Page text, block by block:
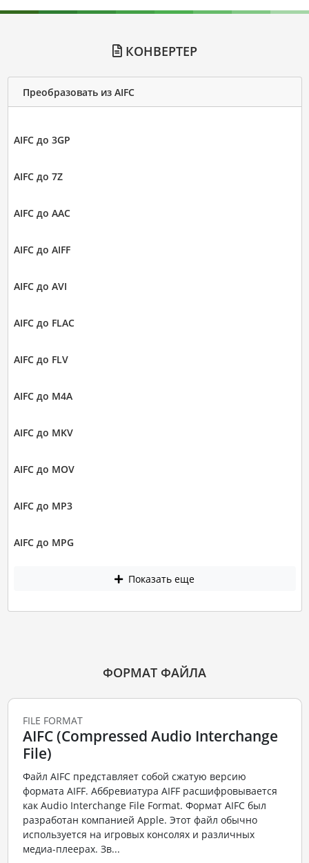
КОНВЕРТЕР
Преобразовать из AIFC
AIFC до 3GP
AIFC до 7Z
AIFC до AAC
AIFC до AIFF
AIFC до AVI
AIFC до FLAC
AIFC до FLV
AIFC до M4A
AIFC до MKV
AIFC до MOV
AIFC до MP3
AIFC до MPG
Показать еще
ФОРМАТ ФАЙЛА
FILE FORMAT
AIFC (Compressed Audio Interchange
File)
Файл AIFC представляет собой сжатую версию
формата AIFF. Аббревиатура AIFF расшифровывается
как Audio Interchange File Format. Формат AIFC был
разработан компанией Apple. Этот файл обычно
используется на игровых консолях и различных
медиа-плеерах. Зв...